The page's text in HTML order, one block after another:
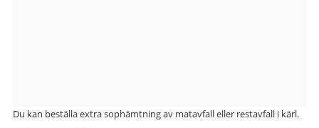
Du kan beställa extra sophämtning av matavfall eller restavfall i kärl.